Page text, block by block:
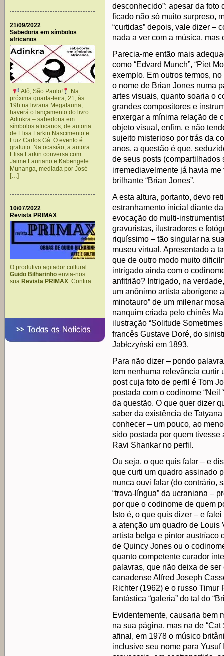
21/09/2022
Sabedoria em símbolos
africanos
Alô, São Paulo!
Na
próxima quarta-feira, 21, às
19h na livraria Megafauna,
haverá o lançamento do livro
Adinkra – sabedoria em
símbolos africanos, de autoria
de Elisa Larkin Nascimento e
Luiz Carlos Gá. O evento é
gratuito. Na ocasião, a autora
Elisa Larkin conversa com
Jaime Lauriano e Kabengele
Munanga, mediada por José
[…]
10/07/2022
Revista PRIMAX
O produtivo agitador cultural
Guido Bilharinho envia-nos
sua Revista PRIMAX. Confira.
desconhecido”: apesar da foto
ficado não só muito surpreso,
“curtidas” depois, vale dizer –
nada a ver com a música, mas
Parecia-me então mais
como “Edvard Munch”, “Piet
exemplo. Em outros termos,
o nome de Brian Jones numa
artes visuais, quanto soaria o
grandes compositores e
enxergar a mínima relação de
objeto visual, enfim, e não
sujeito misterioso por trás da
anos, a questão é que,
de seus posts (compartilhados
irremediavelmente já havia
brilhante “Brian Jones”.
A esta altura, portanto, devo
estranhamento inicial diante
evocação do multi-
gravuristas, ilustradores e
riquíssimo – tão singular na
museu virtual. Apresentado a
que de outro modo muito
intrigado ainda com o
anfitrião? Intrigado, na
um anônimo artista aborígene
minotauro” de um milenar
nanquim criada pelo chinês
ilustração “Solitude
francês Gustave Doré, do
Jabłczyński em 1893.
Para não dizer – pondo
tem nenhuma relevância curtir
post cuja foto de perfil é Tom
postada com o codinome “Neil
da questão. O que quer dizer
saber da existência de
conhecer – um pouco, ao
sido postada por quem
Ravi Shankar no perfil.
Ou seja, o que quis falar – e
que curti um quadro assinado
nunca ouvi falar (do contrário,
“trava-língua” da ucraniana –
por que o codinome de quem
Isto é, o que quis dizer – e
a atenção um quadro de Louis
artista belga e pintor austríaco
de Quincy Jones ou o
quanto competente curador
palavras, que não deixa de
canadense Alfred Joseph
Richter (1962) e o russo
fantástica “galeria” do tal do
Evidentemente, causaria bem
na sua página, mas na de
afinal, em 1978 o músico
inclusive seu nome para